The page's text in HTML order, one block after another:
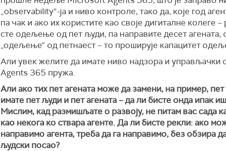
„observability“-ја и ниво контроле, тако да, које год
па чак и ако их користите као своје дигиталне колеге
сте одељење од пет људи, па направите десет агената,
„одељење“ од петнаест – то проширује капацитет
Али увек желите да имате ниво надзора и управљачки
Agents 365 пружа.
Али ако тих пет агената може да замени, на пример,
имате пет људи и пет агената – да ли бисте онда ипак
Мислим, кад размишљате о развоју, не питам вас сада
као некога ко ствара агенте. Да ли бисте рекли: ако
направимо агента, треба да га направимо, без обзира
људски посао?